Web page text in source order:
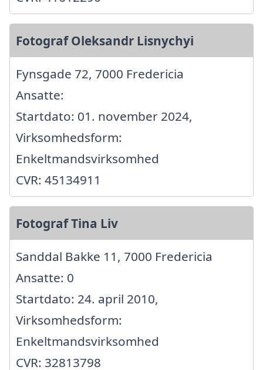
Fotograf Oleksandr Lisnychyi
Fynsgade 72, 7000 Fredericia
Ansatte:
Startdato: 01. november 2024,
Virksomhedsform:
Enkeltmandsvirksomhed
CVR: 45134911
Fotograf Tina Liv
Sanddal Bakke 11, 7000 Fredericia
Ansatte: 0
Startdato: 24. april 2010,
Virksomhedsform:
Enkeltmandsvirksomhed
CVR: 32813798